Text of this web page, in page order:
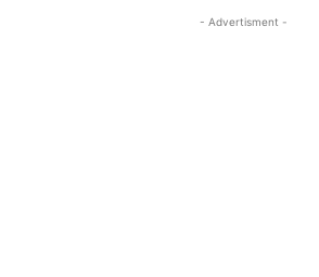
- Advertisment -